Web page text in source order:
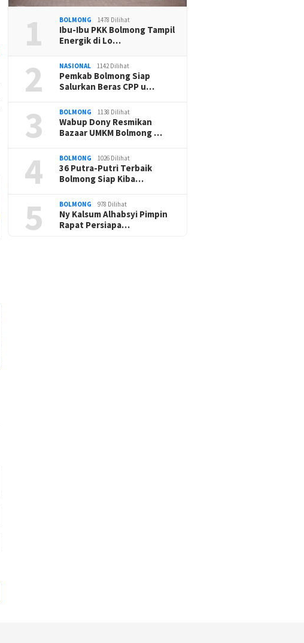
1 BOLMONG 1478 Dilihat
Ibu-Ibu PKK Bolmong Tampil
Energik di Lo…
2 NASIONAL 1142 Dilihat
Pemkab Bolmong Siap
Salurkan Beras CPP u…
3 BOLMONG 1138 Dilihat
Wabup Dony Resmikan
Bazaar UMKM Bolmong …
4 BOLMONG 1026 Dilihat
36 Putra-Putri Terbaik
Bolmong Siap Kiba…
5 BOLMONG 978 Dilihat
Ny Kalsum Alhabsyi Pimpin
Rapat Persiapa…